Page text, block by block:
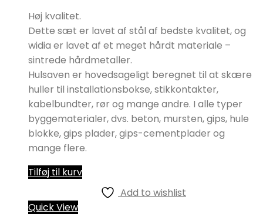
Høj kvalitet.
Dette sæt er lavet af stål af bedste kvalitet, og
widia er lavet af et meget hårdt materiale –
sintrede hårdmetaller.
Hulsaven er hovedsageligt beregnet til at skære
huller til installationsbokse, stikkontakter,
kabelbundter, rør og mange andre. I alle typer
byggematerialer, dvs. beton, mursten, gips, hule
blokke, gips plader, gips-cementplader og
mange flere.
Tilføj til kurv
Add to wishlist
Quick View